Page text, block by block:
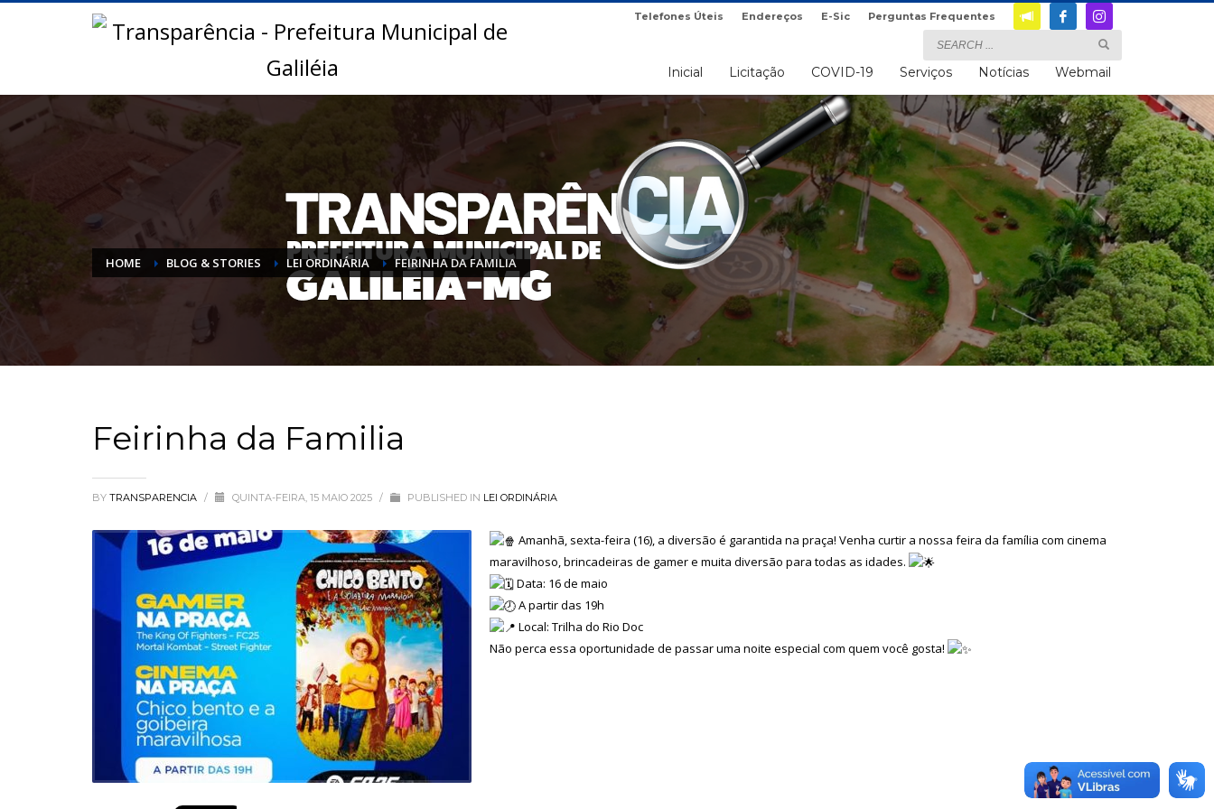
Telefones Úteis Endereços E-Sic Perguntas Frequentes
Inicial Licitação COVID-19 Serviços Notícias Webmail
HOME BLOG & STORIES LEI ORDINÁRIA FEIRINHA DA FAMILIA
Feirinha da Familia
BY TRANSPARENCIA / QUINTA-FEIRA, 15 MAIO 2025 / PUBLISHED IN LEI ORDINÁRIA
Amanhã, sexta-feira (16), a diversão é garantida na praça! Venha curtir a nossa feira da família com cinema
maravilhoso, brincadeiras de gamer e muita diversão para todas as idades.
Data: 16 de maio
A partir das 19h
Local: Trilha do Rio Doc
Não perca essa oportunidade de passar uma noite especial com quem você gosta!